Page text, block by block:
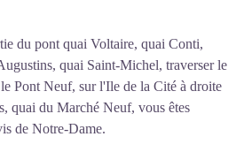
du pont quai Voltaire, quai Conti,
quai Saint-Michel, traverser le
Pont Neuf, sur l'Ile de la Cité à droite
quai du Marché Neuf, vous êtes
de Notre-Dame.